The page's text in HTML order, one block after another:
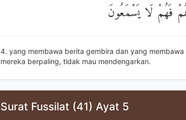
فَهُمْ لَا يَسْمَعُونَ
4. yang membawa berita gembira dan yang
mereka berpaling, tidak mau mendengarkan.
Surat Fussilat (41) Ayat 5